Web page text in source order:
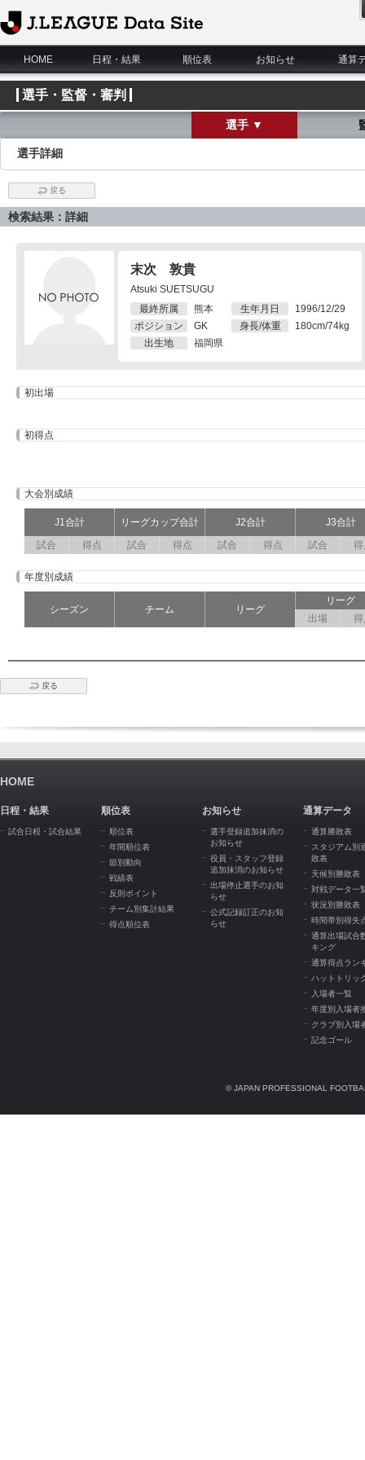
J.League Data Site
HOME
日程・結果 順位表 お知らせ 通算
選手・監督・審判
選手 ▼
選手詳細
戻る
検索結果：詳細
末次 敦貴
Atsuki SUETSUGU
最終所属
熊本
ポジション
GK
出生地
福岡県
生年月日
1996/12/29
身長/体重
180cm/74kg
初出場
初得点
大会別成績
J1合計 リーグカップ合計 J2合計
J3合計
試合
得点 試合 得点 試合 得点 試合 得
年度別成績
シーズン チーム リーグ
リーグ
出場
得
戻る
HOME
日程・結果
試合日程・試合結果
順位表
順位表
年間順位表
節別動向
戦績表
反則ポイント
チーム別集計結果
得点順位表
お知らせ
選手登録追加抹消の
お知らせ
役員・スタッフ登録
追加抹消のお知らせ
出場停止選手のお知
らせ
公式記録訂正のお知
らせ
通算データ
通算勝敗表
スタジアム別
敗表
天候別勝敗表
対戦データ一
状況別勝敗表
時間帯別得失
通算出場試合
キング
通算得点ラン
ハットトリッ
入場者一覧
年度別入場者
クラブ別入場
記念ゴール
© JAPAN PROFESSIONAL